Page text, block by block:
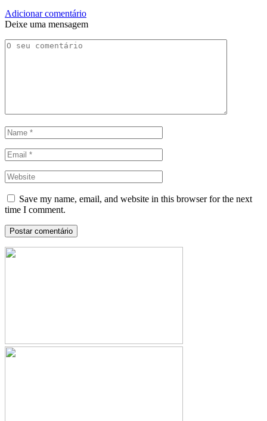
Adicionar comentário
Deixe uma mensagem
Save my name, email, and website in this browser for the next
time I comment.